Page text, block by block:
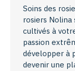
Soins des
rosiers
cultivés à
passion
développer à
devenir une